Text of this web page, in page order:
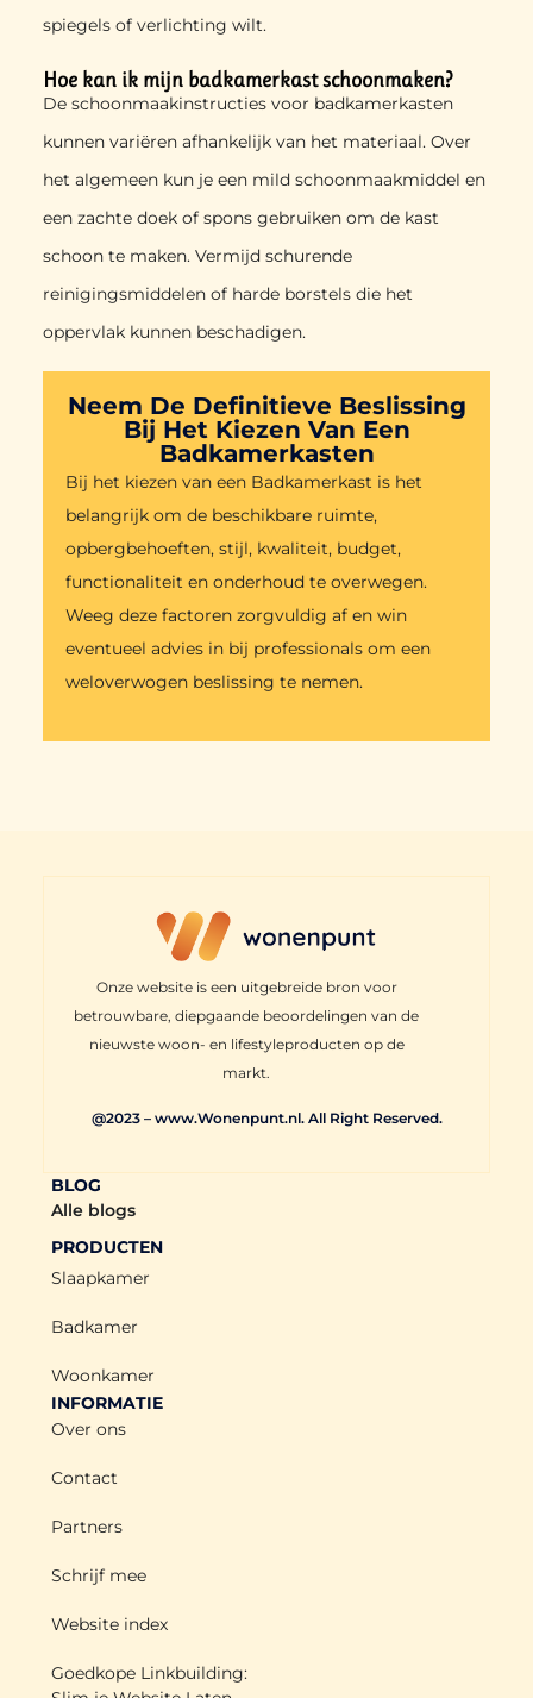
spiegels of verlichting wilt.
Hoe kan ik mijn badkamerkast schoonmaken?
De schoonmaakinstructies voor badkamerkasten
kunnen variëren afhankelijk van het materiaal. Over
het algemeen kun je een mild schoonmaakmiddel en
een zachte doek of spons gebruiken om de kast
schoon te maken. Vermijd schurende
reinigingsmiddelen of harde borstels die het
oppervlak kunnen beschadigen.
Neem De Definitieve Beslissing
Bij Het Kiezen Van Een
Badkamerkasten
Bij het kiezen van een Badkamerkast is het
belangrijk om de beschikbare ruimte,
opbergbehoeften, stijl, kwaliteit, budget,
functionaliteit en onderhoud te overwegen.
Weeg deze factoren zorgvuldig af en win
eventueel advies in bij professionals om een
weloverwogen beslissing te nemen.
Onze website is een uitgebreide bron voor
betrouwbare, diepgaande beoordelingen van de
nieuwste woon- en lifestyleproducten op de
markt.
@2023 – www.Wonenpunt.nl. All Right Reserved.
BLOG
Alle blogs
PRODUCTEN
Slaapkamer
Badkamer
Woonkamer
INFORMATIE
Over ons
Contact
Partners
Schrijf mee
Website index
Goedkope Linkbuilding: